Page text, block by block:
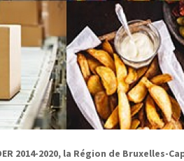
2014-2020, la Région de Bruxelles-